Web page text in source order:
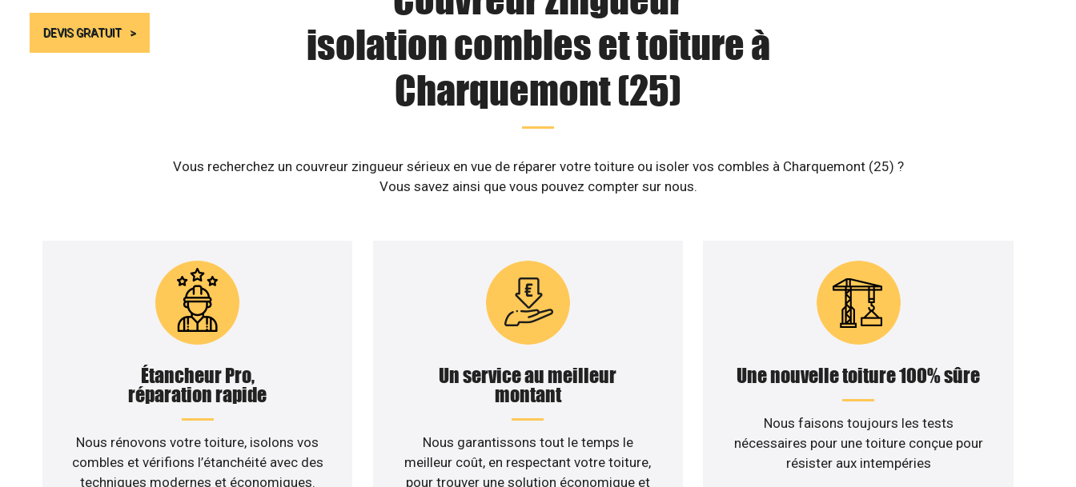
DEVIS GRATUIT
isolation combles et toiture à
Charquemont (25)
Vous recherchez un couvreur zingueur sérieux en vue de réparer votre toiture ou isoler vos combles à Charquemont (25) ?
Vous savez ainsi que vous pouvez compter sur nous.
Étancheur Pro,
réparation rapide
Nous rénovons votre toiture, isolons vos
combles et vérifions l’étanchéité avec des
techniques modernes et économiques.
Un service au meilleur
montant
Nous garantissons tout le temps le
meilleur coût, en respectant votre toiture,
pour trouver une solution économique et
Une nouvelle toiture 100% sûre
Nous faisons toujours les tests
nécessaires pour une toiture conçue pour
résister aux intempéries